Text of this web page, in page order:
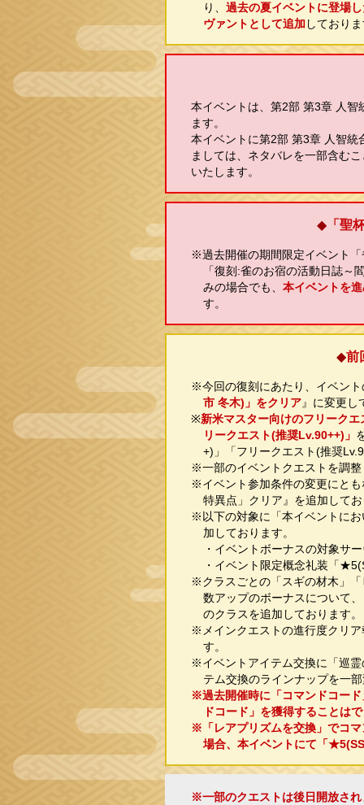
り、 過去の夏イベントに登場
ヴァントとして追加しており
本イベントは、第2部 第3章 人
ます。
本イベントに第2部 第3章 人智
ましては、ネタバレを一部含む
いたします。
◆ 「聖
※過去開催の期間限定イベント
「復刻:雀のお宿の活動日誌～
みの場合でも、 本イベントを
す。
◆前
※今回の復刻にあたり、イベン
市 冬木)」をクリア』に変更し
※新米マスター向けのフリーク
リークエスト(推奨Lv.90++)」
+)」「フリークエスト(推奨
※一部のイベントクエストを調
※イベント参加条件の変更にと
特異点」クリア』を追加して
※以下の対象に「本イベントに
加しております。
・イベントボーナスの対象サ
・イベント限定概念礼装「
※クラスごとの「スギの材木」
数アップのボーナスについて
のクラスを追加しております。
※メインクエストの進行度クリア
す。
※イベントアイテム交換に「巡
テム交換のラインナップを一
※過去開催時に「コマンドコー
ドコード」を獲得することは
※「レアプリズムを交換」でコ
場合、本イベントにて「
※一部のクエストは後日開放され